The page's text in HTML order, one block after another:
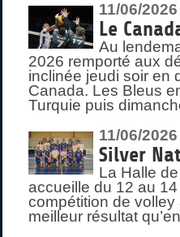
11/06/2026
Le
Au
2026 remporté aux
inclinée jeudi soir en
Canada. Les Bleus
Turquie puis
11/06/2026
Silver
La Halle
accueille du 12 au
compétition de
meilleur résultat